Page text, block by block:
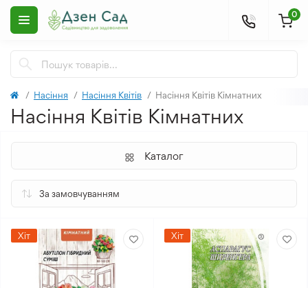
0
Насіння Насіння Квітів Насіння Квітів Кімнатних
Насіння Квітів Кімнатних
Каталог
Хіт Хіт